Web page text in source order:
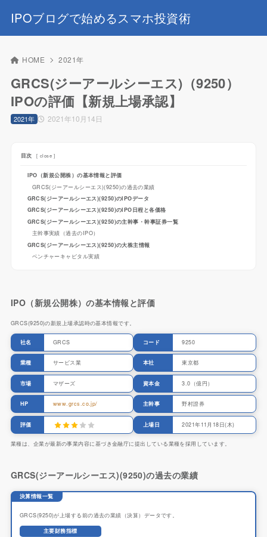
IPOブログで始めるスマホ投資術
HOME 2021年
GRCS(ジーアールシーエス)（9250）
IPOの評価【新規上場承認】
2021年 2021年10月14日
目次 [ close ]
IPO（新規公開株）の基本情報と評価
GRCS(ジーアールシーエス)(9250)の過去の業績
GRCS(ジーアールシーエス)(9250)のIPOデータ
GRCS(ジーアールシーエス)(9250)のIPO日程と各価格
GRCS(ジーアールシーエス)(9250)の主幹事・幹事証券一覧
主幹事実績（過去のIPO）
GRCS(ジーアールシーエス)(9250)の大株主情報
ベンチャーキャピタル実績
IPO（新規公開株）の基本情報と評価
GRCS(9250)の新規上場承認時の基本情報です。
社名 GRCS
業種 サービス業
市場 マザーズ
HP www.grcs.co.jp/
評価
コード 9250
本社 東京都
資本金 3.0（億円）
主幹事 野村證券
上場日 2021年11月18日(木)
業種は、企業が最新の事業内容に基づき金融庁に提出している業種を採用しています。
GRCS(ジーアールシーエス)(9250)の過去の業績
決算情報一覧
GRCS(9250)が上場する前の過去の業績（決算）データです。
主要財務指標